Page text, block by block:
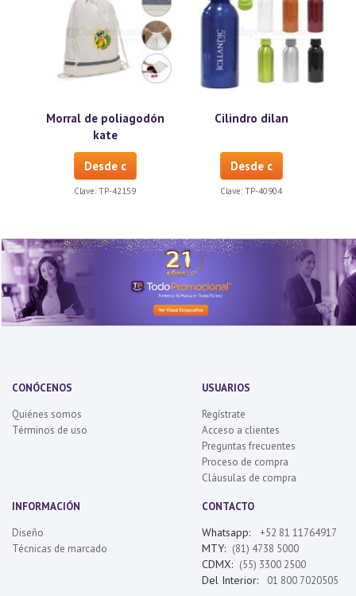
Morral de poliagodón
kate
Desde c
Clave: TP-42159
Cilindro dilan
Desde c
Clave: TP-40904
CONÓCENOS
Quiénes somos
Términos de uso
USUARIOS
Regístrate
Acceso a clientes
Preguntas frecuentes
Proceso de compra
Cláusulas de compra
INFORMACIÓN
Diseño
Técnicas de marcado
CONTACTO
Whatsapp: +52 81 11764917
MTY: (81) 4738 5000
CDMX: (55) 3300 2500
Del Interior: 01 800 7020505